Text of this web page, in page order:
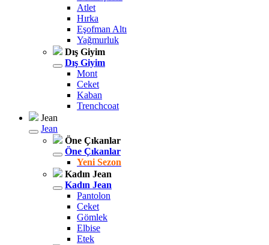
Atlet
Hırka
Eşofman Altı
Yağmurluk
Dış Giyim
Dış Giyim
Mont
Ceket
Kaban
Trenchcoat
Jean
Jean
Öne Çıkanlar
Öne Çıkanlar
Yeni Sezon
Kadın Jean
Kadın Jean
Pantolon
Ceket
Gömlek
Elbise
Etek